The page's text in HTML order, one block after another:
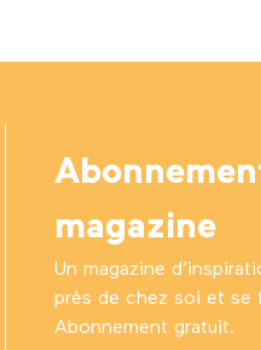
magazine
Un magazine
près de chez soi et se
Abonnement gratuit.